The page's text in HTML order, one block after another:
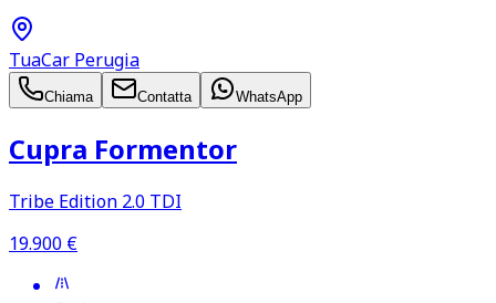
TuaCar Perugia
Chiama Contatta WhatsApp
Cupra Formentor
Tribe Edition 2.0 TDI
19.900 €